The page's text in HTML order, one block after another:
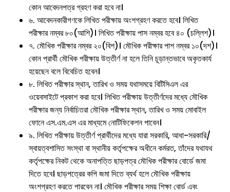
কোন আবেদনপত্র গ্রহণ করা হবে না।
৬. আবেদনকারীগণকে লিখিত পরীক্ষায় অংশগ্রহণ করতে হবে। লিখিত
পরীক্ষার নম্বর ৮০(আশি)। লিখিত পরীক্ষায় পাস নম্বর হবে ৪০ (চল্লিশ)।
৭. মৌখিক পরীক্ষার নম্বর ২০(বিশ)। মৌখিক পরীক্ষার পাশ নম্বর ১০(দশ)।
কোন প্রার্থী মৌখিক পরীক্ষায় উত্তীর্ণ না হলে তিনি চূড়ান্তভাবে অকৃতকার্য
হয়েছেন বলে বিবেচিত হবেন।
৮. লিখিত পরীক্ষার স্থান, তারিখ ও সময় যথাসময়ে বিটিসিএল এর
ওয়েবসাইটে প্রকাশ করা হবে। লিখিত পরীক্ষায় উত্তীর্ণদের মধ্যে মৌখিক
পরীক্ষার জন্য নির্বাচিতরা মৌখিক পরীক্ষার স্থান, তারিখ ও সময় মোবাইল
ফোনে এস.এম.এস এর মাধ্যমে নোটিফিকেশন পাবেন।
৯. লিখিত পরীক্ষায় উত্তীর্ণ প্রার্থীদের মধ্যে যারা সরকারি, আধা-সরকারি/
স্বায়ত্বশাসিত সংস্থা বা স্থানীয় কর্তৃপক্ষের অধীনে কর্মরত, তাঁদের যথাযথ
কর্তৃপক্ষের নিকট থেকে অনাপত্তি ছাড়পত্র মৌখিক পরীক্ষার বোর্ডে জমা
দিতে হবে। ছাড়পত্রের কপি জমা দিতে ব্যর্থ হলে মৌখিক পরীক্ষায়
অংশগ্রহণ করতে পারবেন না। মৌখিক পরীক্ষার সময় শিক্ষা বোর্ড এবং